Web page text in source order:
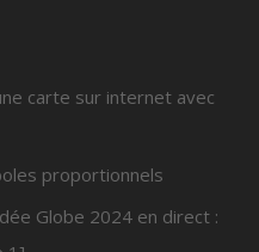
carte sur internet avec
proportionnels
Globe 2024 en direct :